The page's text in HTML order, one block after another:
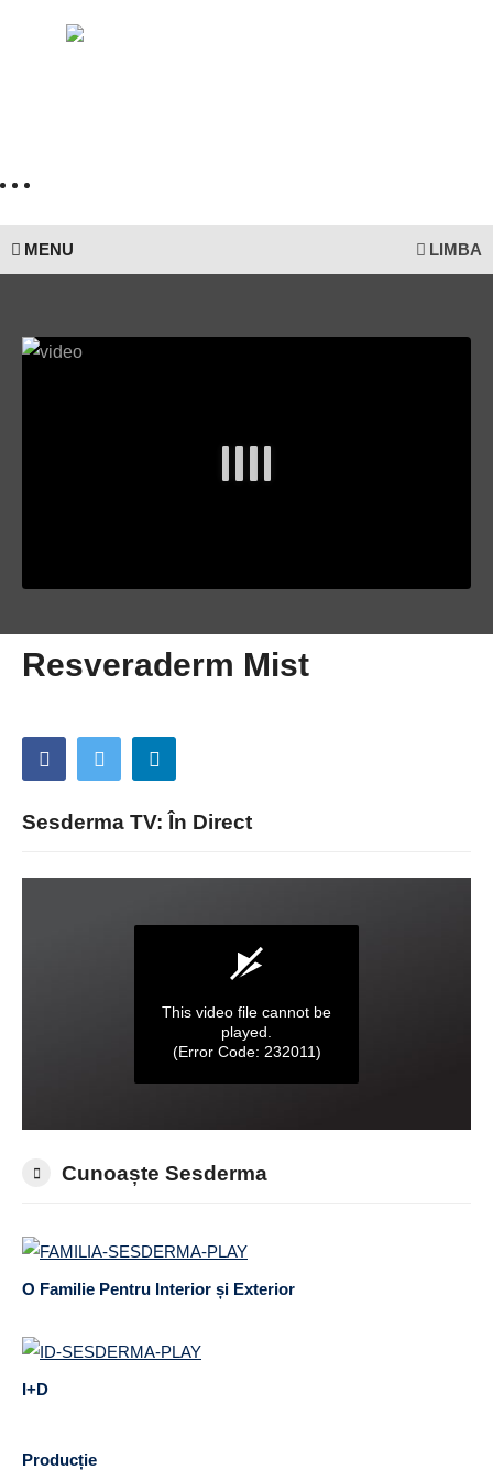
MENU LIMBA
Resveraderm Mist
Sesderma TV: În Direct
Cunoaște Sesderma
O Familie Pentru Interior și Exterior
I+D
Producție